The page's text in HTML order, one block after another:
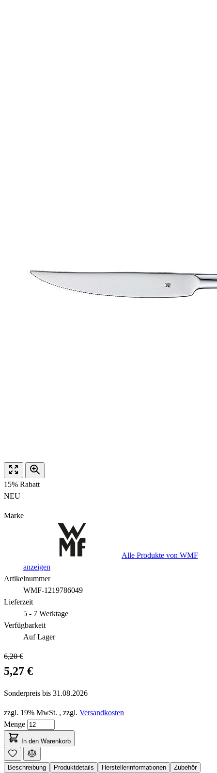
15% Rabatt
NEU
Marke
Alle Produkte von WMF
anzeigen
Artikelnummer
WMF-1219786049
Lieferzeit
5 - 7 Werktage
Verfügbarkeit
Auf Lager
6,20 €
5,27 €
Sonderpreis bis 31.08.2026
zzgl. 19% MwSt. , zzgl. Versandkosten
Menge
In den Warenkorb
Beschreibung Produktdetails Herstellerinformationen Zubehör